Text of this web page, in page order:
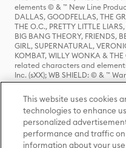
elements © & ™ New Line
DALLAS, GOODFELLAS, THE
THE O.C., PRETTY LITTLE
BIG BANG THEORY, FRIENDS,
GIRL, SUPERNATURAL,
KOMBAT, WILLY WONKA &
related characters and
Inc. (sXX); WB SHIELD: © & ™
HOUSE OF THE DRAGON,
characters and elements © & ™
ADVENTURES OF SABRINA,
Entertainment Inc. Archie
elements © & ™ Archie Comic
(sXX); SEINFELD and all
Rock Entertainment. (sXX);
This website uses cookies
technologies to enhance
personalized
performance and traffic on
information about your